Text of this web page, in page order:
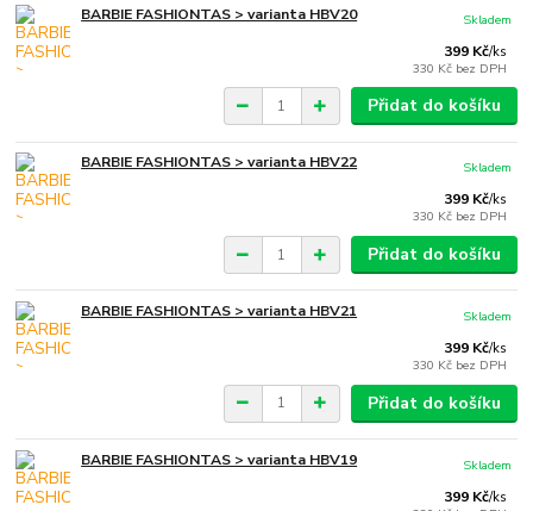
BARBIE FASHIONTAS > varianta HBV20
399 Kč/ks
330 Kč bez DPH
Skladem
Přidat do košíku
BARBIE FASHIONTAS > varianta HBV22
399 Kč/ks
330 Kč bez DPH
Skladem
Přidat do košíku
BARBIE FASHIONTAS > varianta HBV21
399 Kč/ks
330 Kč bez DPH
Skladem
Přidat do košíku
BARBIE FASHIONTAS > varianta HBV19
399 Kč/ks
Skladem